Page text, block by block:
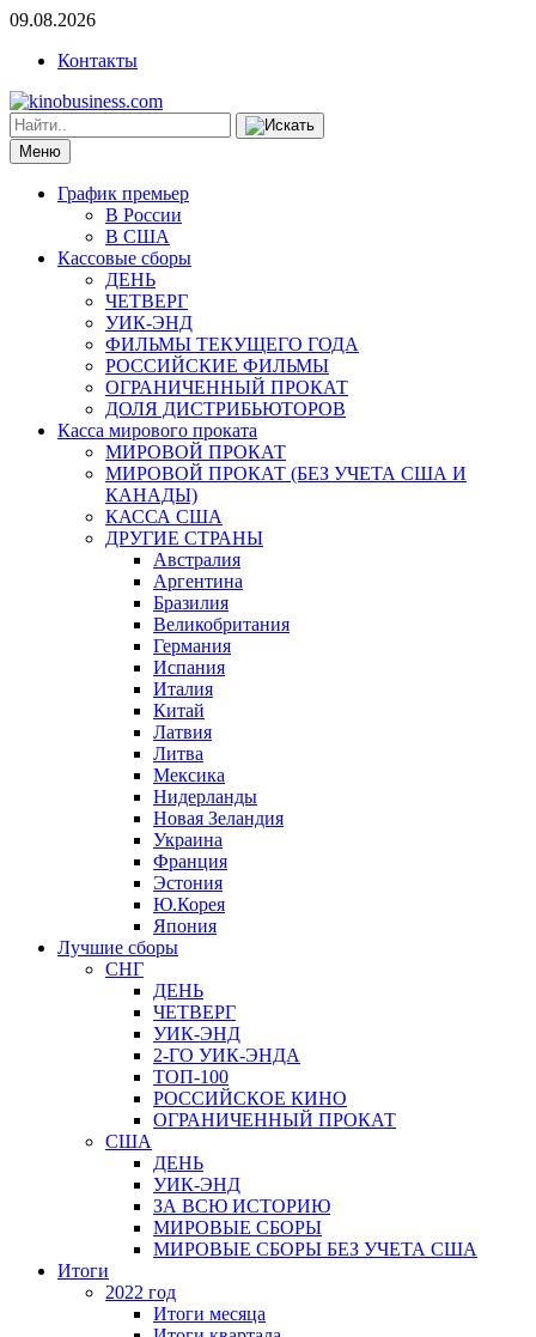
09.08.2026
Контакты
Меню
График премьер
В России
В США
Кассовые сборы
ДЕНЬ
ЧЕТВЕРГ
УИК-ЭНД
ФИЛЬМЫ ТЕКУЩЕГО ГОДА
РОССИЙСКИЕ ФИЛЬМЫ
ОГРАНИЧЕННЫЙ ПРОКАТ
ДОЛЯ ДИСТРИБЬЮТОРОВ
Касса мирового проката
МИРОВОЙ ПРОКАТ
МИРОВОЙ ПРОКАТ (БЕЗ УЧЕТА США И
КАНАДЫ)
КАССА США
ДРУГИЕ СТРАНЫ
Австралия
Аргентина
Бразилия
Великобритания
Германия
Испания
Италия
Китай
Латвия
Литва
Мексика
Нидерланды
Новая Зеландия
Украина
Франция
Эстония
Ю.Корея
Япония
Лучшие сборы
СНГ
ДЕНЬ
ЧЕТВЕРГ
УИК-ЭНД
2-ГО УИК-ЭНДА
ТОП-100
РОССИЙСКОЕ КИНО
ОГРАНИЧЕННЫЙ ПРОКАТ
США
ДЕНЬ
УИК-ЭНД
ЗА ВСЮ ИСТОРИЮ
МИРОВЫЕ СБОРЫ
МИРОВЫЕ СБОРЫ БЕЗ УЧЕТА США
Итоги
2022 год
Итоги месяца